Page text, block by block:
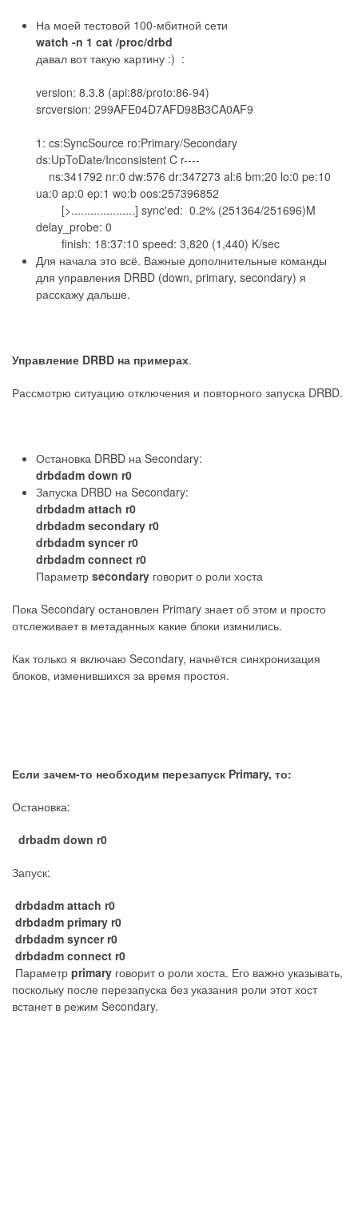
На моей тестовой 100-мбитной сети
watch -n 1 cat /proc/drbd
давал вот такую картину :) :
version: 8.3.8 (api:88/proto:86-94)
srcversion: 299AFE04D7AFD98B3CA0AF9
1: cs:SyncSource ro:Primary/Secondary
ds:UpToDate/Inconsistent C r----
ns:341792 nr:0 dw:576 dr:347273 al:6 bm:20 lo:0 pe:10
ua:0 ap:0 ep:1 wo:b oos:257396852
[>....................] sync'ed: 0.2% (251364/251696)M
delay_probe: 0
finish: 18:37:10 speed: 3,820 (1,440) K/sec
Для начала это всё. Важные дополнительные команды
для управления DRBD (down, primary, secondary) я
расскажу дальше.
Управление DRBD на примерах.
Рассмотрю ситуацию отключения и повторного запуска DRBD.
Остановка DRBD на Secondary:
drbdadm down r0
Запуска DRBD на Secondary:
drbdadm attach r0
drbdadm secondary r0
drbdadm syncer r0
drbdadm connect r0
Параметр secondary говорит о роли хоста
Пока Secondary остановлен Primary знает об этом и просто
отслеживает в метаданных какие блоки измнились.
Как только я включаю Secondary, начнётся синхронизация
блоков, изменившихся за время простоя.
Если зачем-то необходим перезапуск Primary, то:
Остановка:
drbadm down r0
Запуск:
drbdadm attach r0
drbdadm primary r0
drbdadm syncer r0
drbdadm connect r0
Параметр primary говорит о роли хоста. Его важно указывать,
поскольку после перезапуска без указания роли этот хост
встанет в режим Secondary.